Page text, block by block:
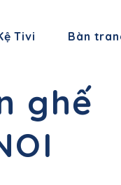
Tivi Bàn
ghế